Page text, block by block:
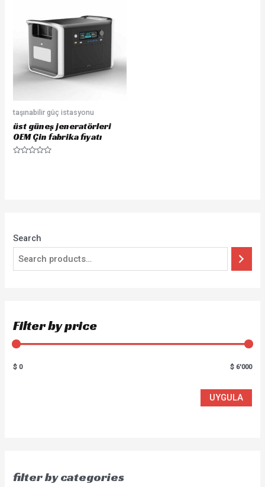
Search
Filter by price
$ 0 $ 6'000
UYGULA
filter by categories
taşınabilir güç istasyonu
üst güneş jeneratörleri
OEM Çin fabrika fiyatı